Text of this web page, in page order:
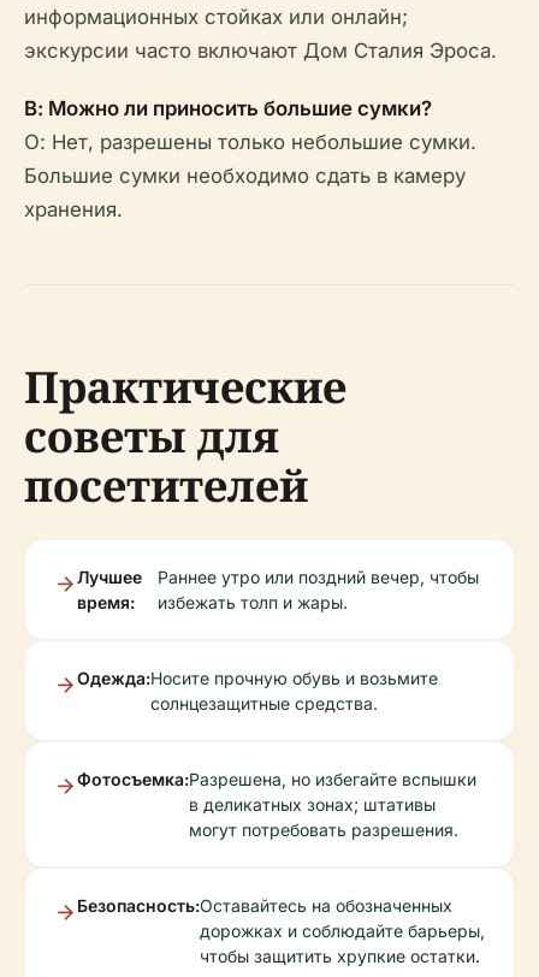
информационных стойках или онлайн;
экскурсии часто включают Дом Сталия Эроса.
В: Можно ли приносить большие сумки?
О: Нет, разрешены только небольшие сумки.
Большие сумки необходимо сдать в камеру
хранения.
Практические
советы для
посетителей
Лучшее
время:
Раннее утро или поздний вечер, чтобы
избежать толп и жары.
Одежда:Носите прочную обувь и возьмите
солнцезащитные средства.
Фотосъемка:Разрешена, но избегайте вспышки
в деликатных зонах; штативы
могут потребовать разрешения.
Безопасность:Оставайтесь на обозначенных
дорожках и соблюдайте барьеры,
чтобы защитить хрупкие остатки.